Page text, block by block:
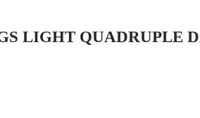
LIGHT QUADRUPLE